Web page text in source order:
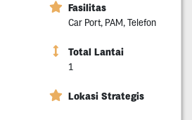
Fasilitas
Car Port, PAM, Telefon
Total Lantai
1
Lokasi Strategis